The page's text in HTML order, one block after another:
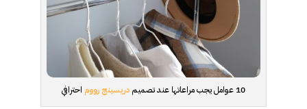
10 عوامل يجب مراعاتها عند تصميم دريسينج رووم احترافي